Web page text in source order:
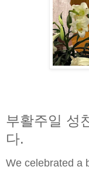
부활주일 성
다.
We celebrated a